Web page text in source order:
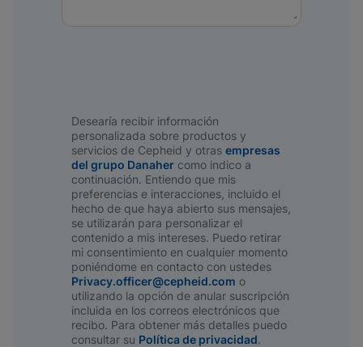
Desearía recibir información
personalizada sobre productos y
servicios de Cepheid y otras empresas
del grupo Danaher como indico a
continuación. Entiendo que mis
preferencias e interacciones, incluido el
hecho de que haya abierto sus mensajes,
se utilizarán para personalizar el
contenido a mis intereses. Puedo retirar
mi consentimiento en cualquier momento
poniéndome en contacto con ustedes
Privacy.officer@cepheid.com o
utilizando la opción de anular suscripción
incluida en los correos electrónicos que
recibo. Para obtener más detalles puedo
consultar su Política de privacidad.